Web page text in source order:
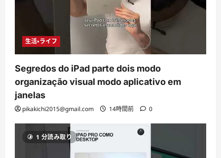
生活・ライフ
Segredos do iPad parte dois modo
organização visual modo aplicativo em
janelas
pikakichi2015@gmail.com 14時間前 0
1 分読み取り